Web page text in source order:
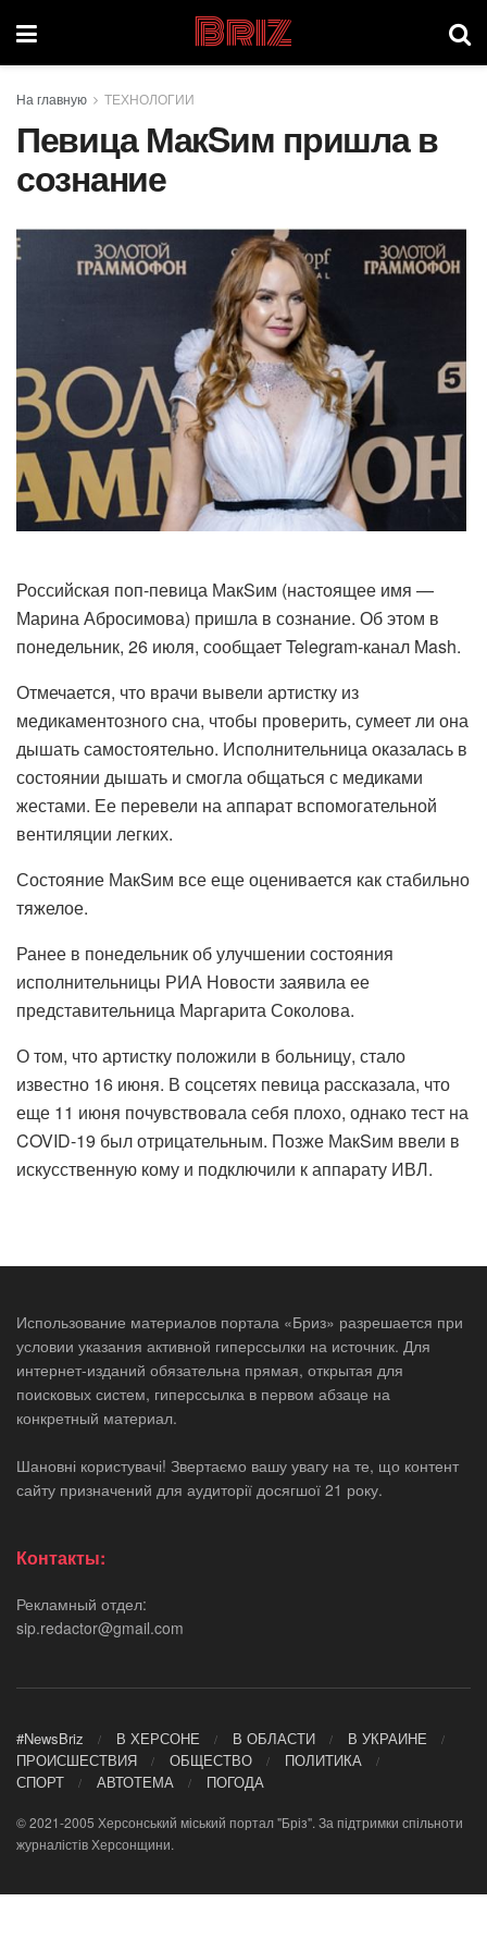
Briz
На главную ТЕХНОЛОГИИ
Певица МакSим пришла в
сознание
Российская поп-певица МакSим (настоящее имя —
Марина Абросимова) пришла в сознание. Об этом в
понедельник, 26 июля, сообщает Telegram-канал Mash.
Отмечается, что врачи вывели артистку из
медикаментозного сна, чтобы проверить, сумеет ли она
дышать самостоятельно. Исполнительница оказалась в
состоянии дышать и смогла общаться с медиками
жестами. Ее перевели на аппарат вспомогательной
вентиляции легких.
Состояние МакSим все еще оценивается как стабильно
тяжелое.
Ранее в понедельник об улучшении состояния
исполнительницы РИА Новости заявила ее
представительница Маргарита Соколова.
О том, что артистку положили в больницу, стало
известно 16 июня. В соцсетях певица рассказала, что
еще 11 июня почувствовала себя плохо, однако тест на
COVID-19 был отрицательным. Позже МакSим ввели в
искусственную кому и подключили к аппарату ИВЛ.
Использование материалов портала «Бриз» разрешается при
условии указания активной гиперссылки на источник. Для
интернет-изданий обязательна прямая, открытая для
поисковых систем, гиперссылка в первом абзаце на
конкретный материал.
Шановні користувачі! Звертаємо вашу увагу на те, що контент
сайту призначений для аудиторії досягшої 21 року.
Контакты:
Рекламный отдел:
sip.redactor@gmail.com
#NewsBriz В ХЕРСОНЕ В ОБЛАСТИ
В УКРАИНЕ
ПРОИСШЕСТВИЯ
ОБЩЕСТВО
ПОЛИТИКА
СПОРТ
АВТОТЕМА ПОГОДА
© 2021-2005 Херсонський міський портал "Бріз". За підтримки спільноти
журналістів Херсонщини.